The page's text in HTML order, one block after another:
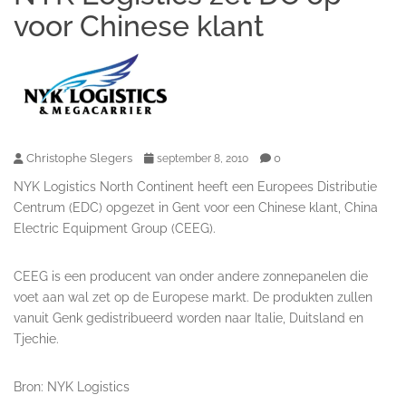
voor Chinese klant
Christophe Slegers september 8, 2010 0
NYK Logistics North Continent heeft een Europees Distributie
Centrum (EDC) opgezet in Gent voor een Chinese klant, China
Electric Equipment Group (CEEG).
CEEG is een producent van onder andere zonnepanelen die
voet aan wal zet op de Europese markt. De produkten zullen
vanuit Genk gedistribueerd worden naar Italie, Duitsland en
Tjechie.
Bron: NYK Logistics